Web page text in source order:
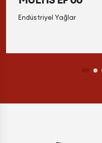
Endüstriyel Yağlar